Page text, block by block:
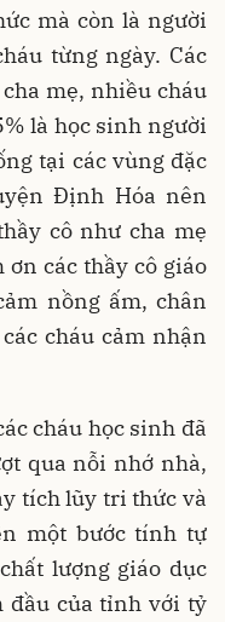
mà còn là người
từng ngày. Các
mẹ, nhiều cháu
là học sinh người
tại các vùng đặc
Định Hóa nên
cô như cha mẹ
ơn các thầy cô giáo
nồng ấm, chân
cháu cảm nhận
cháu học sinh đã
qua nỗi nhớ nhà,
tích lũy tri thức và
một bước tính tự
lượng giáo dục
đầu của tỉnh với tỷ